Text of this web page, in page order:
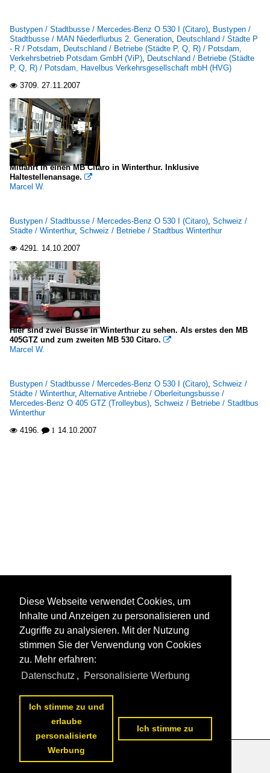
Bustypen / Stadtbusse / Mercedes-Benz O 530 I (Citaro), Bustypen /
Stadtbusse / MAN Niederflurbus 2. Generation, Deutschland / Städte P
- R / Potsdam, Deutschland / Betriebe (Städte P, Q, R) / Potsdam,
Verkehrsbetrieb Potsdam GmbH (ViP), Deutschland / Betriebe (Städte
P, Q, R) / Potsdam, Havelbus Verkehrsgesellschaft mbH (HVG)
 3709. 27.11.2007
Mitfahrt in einen MB Citaro in Winterthur. Inklusive
Haltestellenansage. 
Marcel W.
Bustypen / Stadtbusse / Mercedes-Benz O 530 I (Citaro), Schweiz /
Städte / Winterthur, Schweiz / Betriebe / Stadtbus Winterthur
 4291. 14.10.2007
Hier sind zwei Busse in Winterthur zu sehen. Als erstes den MB
405GTZ und zum zweiten MB 530 Citaro. 
Marcel W.
Bustypen / Stadtbusse / Mercedes-Benz O 530 I (Citaro), Schweiz /
Städte / Winterthur, Alternative Antriebe / Oberleitungsbusse /
Mercedes-Benz O 405 GTZ (Trolleybus), Schweiz / Betriebe / Stadtbus
Winterthur
 4196.  1 14.10.2007
Datenschutzerklärung
Diese Webseite verwendet Cookies, um
Inhalte und Anzeigen zu personalisieren und
Zugriffe zu analysieren. Mit der Nutzung
stimmen Sie der Verwendung von Cookies
zu. Mehr erfahren:
Datenschutz , Personalisierte Werbung
Ich stimme zu und
erlaube
personalisierte
Werbung
Ich stimme zu